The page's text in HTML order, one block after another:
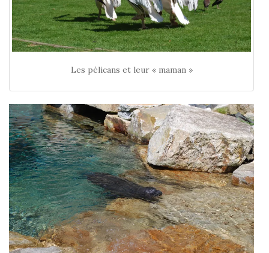
Les pélicans et leur « maman »